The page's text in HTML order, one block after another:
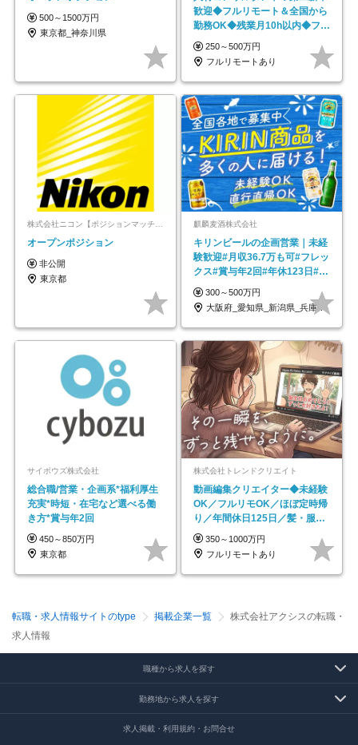
500～1500万円
東京都_神奈川県
歓迎◆フルリモート＆全国から
勤務OK◆残業月10h以内◆フレ
ックス制
250～500万円
フルリモートあり
株式会社ニコン【ポジションマッチ登録】
オープンポジション
非公開
東京都
麒麟麦酒株式会社
キリンビールの企画営業｜未経
験歓迎#月収36.7万も可#フレッ
クス#賞与年2回#年休123日#完
全週休2日制
300～500万円
大阪府_愛知県_新潟県_兵庫県_福岡県
サイボウズ株式会社
総合職/営業・企画系*福利厚生
充実*時短・在宅など選べる働
き方*賞与年2回
450～850万円
東京都
株式会社トレンドクリエイト
動画編集クリエイター◆未経験
OK／フルリモOK／ほぼ定時帰
り／年間休日125日／髪・服・
ネイル自由／副業OK
350～1000万円
フルリモートあり
転職・求人情報サイトのtype 掲載企業一覧
株式会社アクシスの転職・
求人情報
職種から求人を探す
勤務地から求人を探す
求人掲載・利用規約・お問合せ